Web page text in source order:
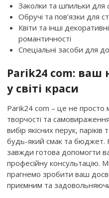
Заколки та шпильки для
Обручі та пов’язки для
Квіти та інші
романтичності
Спеціальні засоби для
Parik24 com: ваш
у світі краси
Parik24 com – це не просто
творчості та
вибір якісних перук,
будь-який смак та бюджет.
завжди готова допомогти
професійну консультацію.
прагнемо зробити ваш
приємним та